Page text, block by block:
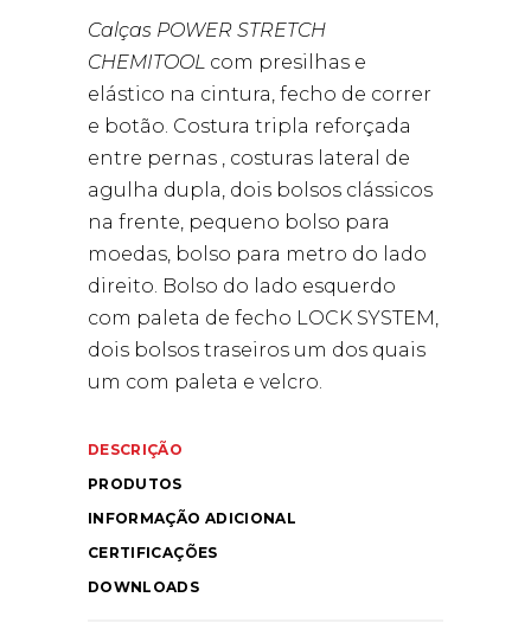
Calças POWER STRETCH
CHEMITOOL com presilhas e
elástico na cintura, fecho de correr
e botão. Costura tripla reforçada
entre pernas , costuras lateral de
agulha dupla, dois bolsos clássicos
na frente, pequeno bolso para
moedas, bolso para metro do lado
direito. Bolso do lado esquerdo
com paleta de fecho LOCK SYSTEM,
dois bolsos traseiros um dos quais
um com paleta e velcro.
DESCRIÇÃO
INFORMAÇÃO ADICIONAL
PRODUTOS
CERTIFICAÇÕES
DOWNLOADS